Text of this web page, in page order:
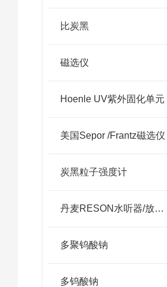
比炭黑
磁选仪
Hoenle UV紫外固化单元
美国Sepor /Frantz磁选仪
炭黑粒子强度计
丹麦RESON水听器/放大器
多聚钨酸钠
多钨酸钠